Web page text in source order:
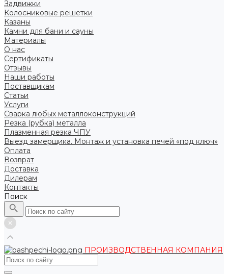
Задвижки
Колосниковые решетки
Казаны
Камни для бани и сауны
Материалы
О нас
Сертификаты
Отзывы
Наши работы
Поставщикам
Статьи
Услуги
Сварка любых металлоконструкций
Резка (рубка) металла
Плазменная резка ЧПУ
Выезд замерщика. Монтаж и установка печей «под ключ»
Оплата
Возврат
Доставка
Дилерам
Контакты
Поиск
ПРОИЗВОДСТВЕННАЯ КОМПАНИЯ